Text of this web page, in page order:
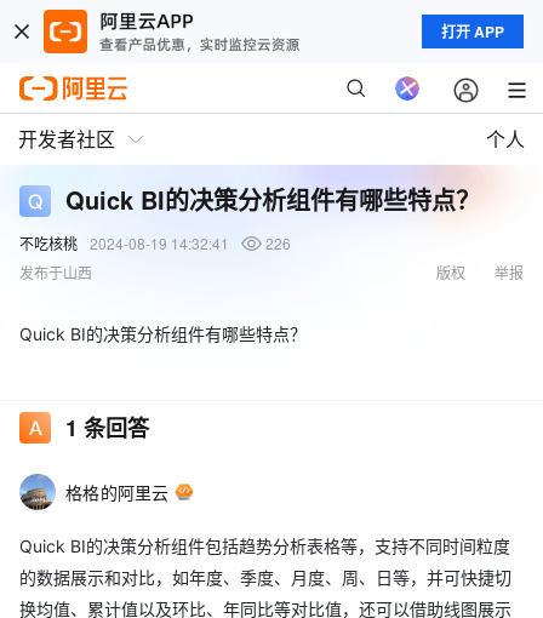
打开 APP
开发者社区 个人
Quick BI的决策分析组件有哪些特点？
不吃核桃 2024-08-19 14:32:41
226
发布于山西
举报
版权
Quick BI的决策分析组件有哪些特点？
1 条回答
格格的阿里云
Quick BI的决策分析组件包括趋势分析表格等，支持不同时间粒度
的数据展示和对比，如年度、季度、月度、周、日等，并可快捷切
换均值、累计值以及环比、年同比等对比值，还可以借助线图展示